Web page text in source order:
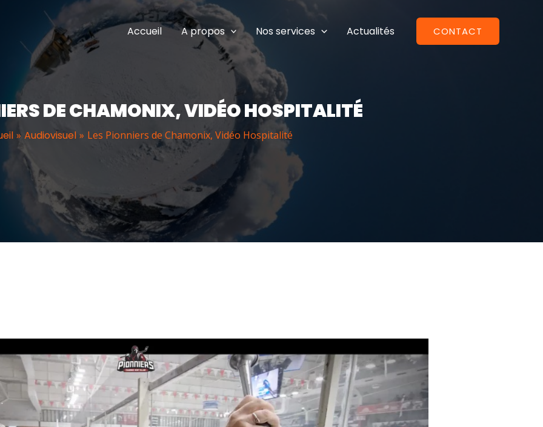
Accueil A propos Nos services Actualités CONTACT
DE CHAMONIX, VIDÉO HOSPITALITÉ
Audiovisuel Les Pionniers de Chamonix, Vidéo Hospitalité